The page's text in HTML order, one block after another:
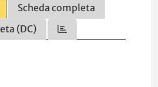
Scheda completa
(DC)